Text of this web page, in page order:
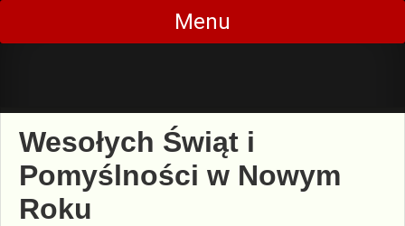
Skip
content
Menu
Wesołych Świąt i
Pomyślności w Nowym
Roku